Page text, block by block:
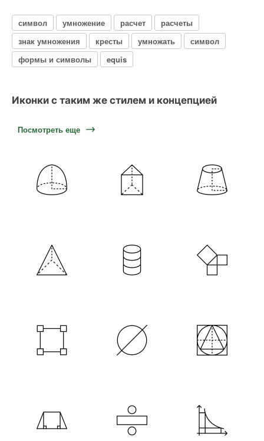
символ умножение расчет
расчеты
знак умножения
кресты умножать
символ
формы и символы
equis
Иконки с таким же стилем и концепцией
Посмотреть еще